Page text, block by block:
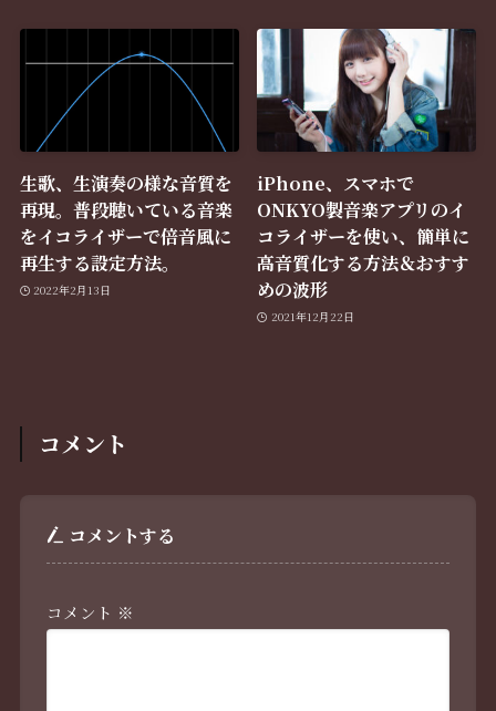
生歌、生演奏の様な音質を
再現。普段聴いている音楽
をイコライザーで倍音風に
再生する設定方法。
2022年2月13日
iPhone、スマホで
ONKYO製音楽アプリのイ
コライザーを使い、簡単に
高音質化する方法＆おすす
めの波形
2021年12月22日
コメント
コメントする
コメント ※